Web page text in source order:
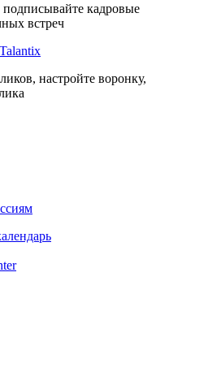
кадровые
встреч
настройте воронку,